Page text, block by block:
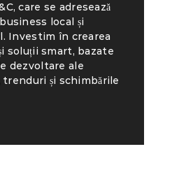
care se adresează
local și
Investim în crearea
soluții smart, bazate
dezvoltare ale
și schimbările